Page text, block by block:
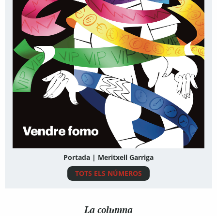
Portada | Meritxell Garriga
TOTS ELS NÚMEROS
La columna